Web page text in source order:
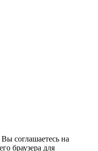
соглашаетесь на
браузера для